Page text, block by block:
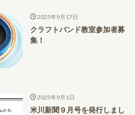
2025年9月17日
クラフトバンド教室参加者募
集！
2025年9月1日
米川新聞９月号を発行しまし